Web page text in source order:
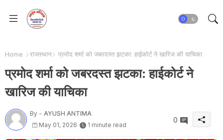
Home राजस्थान प्रमोद शर्मा को जबरदस्त झटका: हाईकोर्ट ने खारिज की याचिका
प्रमोद शर्मा को जबरदस्त झटका: हाईकोर्ट ने
खारिज की याचिका
By - AYUSH ANTIMA
May 01, 2026
1 minute read
0